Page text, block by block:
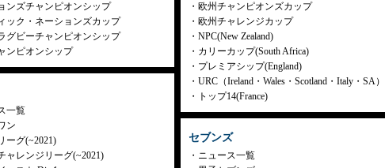
ンズチャンピオンシップ
ック・ネーションズカップ
グビーチャンピオンシップ
ンピオンシップ
一覧
ン
ーグ(~2021)
ャレンジリーグ(~2021)
欧州チャンピオンズカップ
欧州チャレンジカップ
NPC(New Zealand)
カリーカップ(South Africa)
プレミアシップ(England)
URC（Ireland・Wales・Scotland・Italy・SA）
トップ14(France)
セブンズ
ニュース一覧